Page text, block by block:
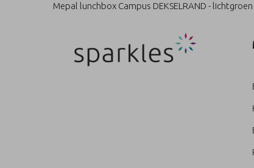
Mepal lunchbox Campus DEKSELRAND - lichtgroen